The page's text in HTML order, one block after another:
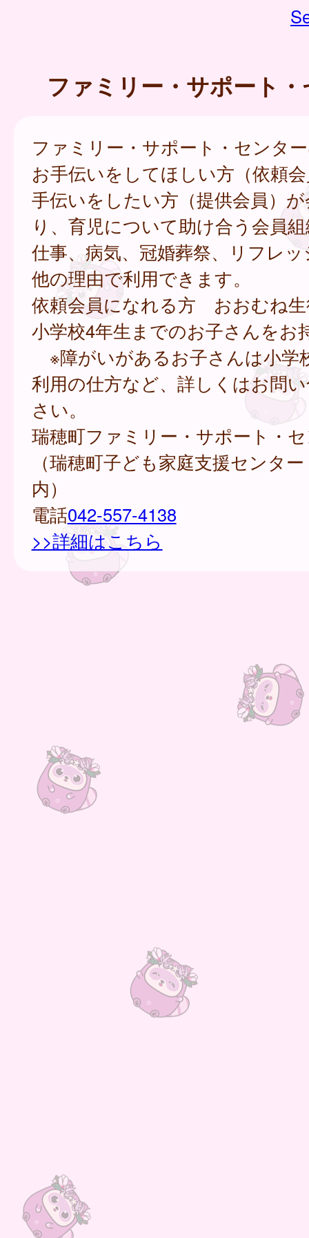
ファミリー・サポート
ファミリー・サポート・センタ
お手伝いをしてほしい方（依頼
手伝いをしたい方（提供会員）
り、育児について助け合う会員
仕事、病気、冠婚葬祭、リフレ
他の理由で利用できます。
依頼会員になれる方 おおむね
小学校4年生までのお子さんをお
※障がいがあるお子さんは小学
利用の仕方など、詳しくはお問
さい。
瑞穂町ファミリー・サポート・
（瑞穂町子ども家庭支援センタ
内）
電話042-557-4138
>>詳細はこちら